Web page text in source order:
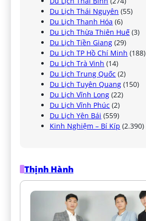
Du Lịch Thái Nguyên (55)
Du Lịch Thanh Hóa (6)
Du Lịch Thừa Thiên Huế (3)
Du Lịch Tiền Giang (29)
Du Lịch TP Hồ Chí Minh (188)
Du Lịch Trà Vinh (14)
Du Lịch Trung Quốc (2)
Du Lịch Tuyên Quang (150)
Du Lịch Vĩnh Long (22)
Du Lịch Vĩnh Phúc (2)
Du Lịch Yên Bái (559)
Kinh Nghiệm – Bí Kíp (2.390)
Thịnh Hành